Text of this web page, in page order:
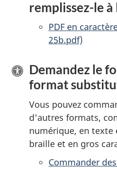
remplissez-le à
PDF en
25b.pdf)
Demandez le
format
Vous pouvez
d'autres formats,
numérique, en texte
braille et en gros
Commander